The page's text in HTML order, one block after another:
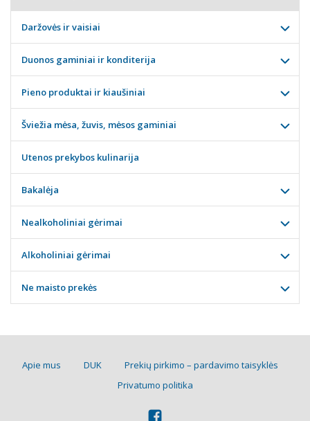
Daržovės ir vaisiai
Duonos gaminiai ir konditerija
Pieno produktai ir kiaušiniai
Šviežia mėsa, žuvis, mėsos gaminiai
Utenos prekybos kulinarija
Bakalėja
Nealkoholiniai gėrimai
Alkoholiniai gėrimai
Ne maisto prekės
Apie mus DUK
Prekių pirkimo – pardavimo taisyklės
Privatumo politika